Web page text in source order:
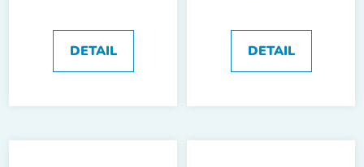
DETAIL DETAIL